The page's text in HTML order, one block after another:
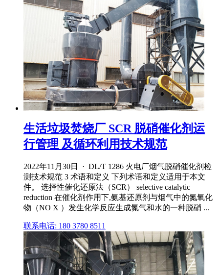
生活垃圾焚烧厂 SCR 脱硝催化剂运
行管理 及循环利用技术规范
2022年11月30日 · DL/T 1286 火电厂烟气脱硝催化剂检
测技术规范 3 术语和定义 下列术语和定义适用于本文
件。 选择性催化还原法（SCR） selective catalytic
reduction 在催化剂作用下,氨基还原剂与烟气中的氮氧化
物（NO X ）发生化学反应生成氮气和水的一种脱硝 ...
联系电话: 180 3780 8511